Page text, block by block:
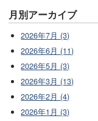
月別アーカイブ
2026年7月 (3)
2026年6月 (11)
2026年5月 (3)
2026年3月 (13)
2026年2月 (4)
2026年1月 (3)